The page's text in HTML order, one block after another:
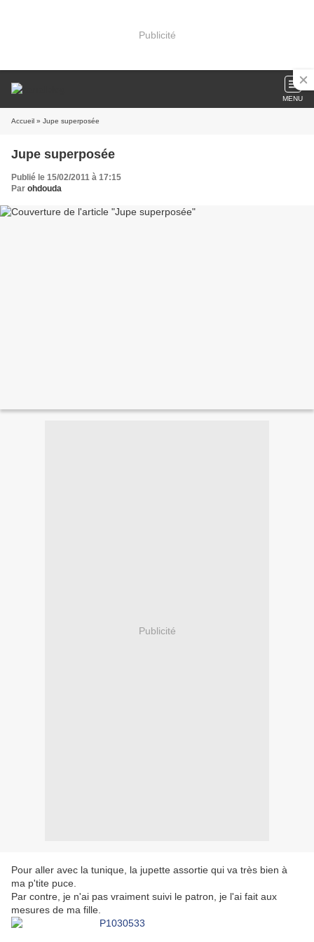
Publicité
MENU
Accueil » Jupe superposée
Jupe superposée
Publié le 15/02/2011 à 17:15
Par ohdouda
Publicité
Pour aller avec la tunique, la jupette assortie qui va très bien à
ma p'tite puce.
Par contre, je n'ai pas vraiment suivi le patron, je l'ai fait aux
mesures de ma fille.